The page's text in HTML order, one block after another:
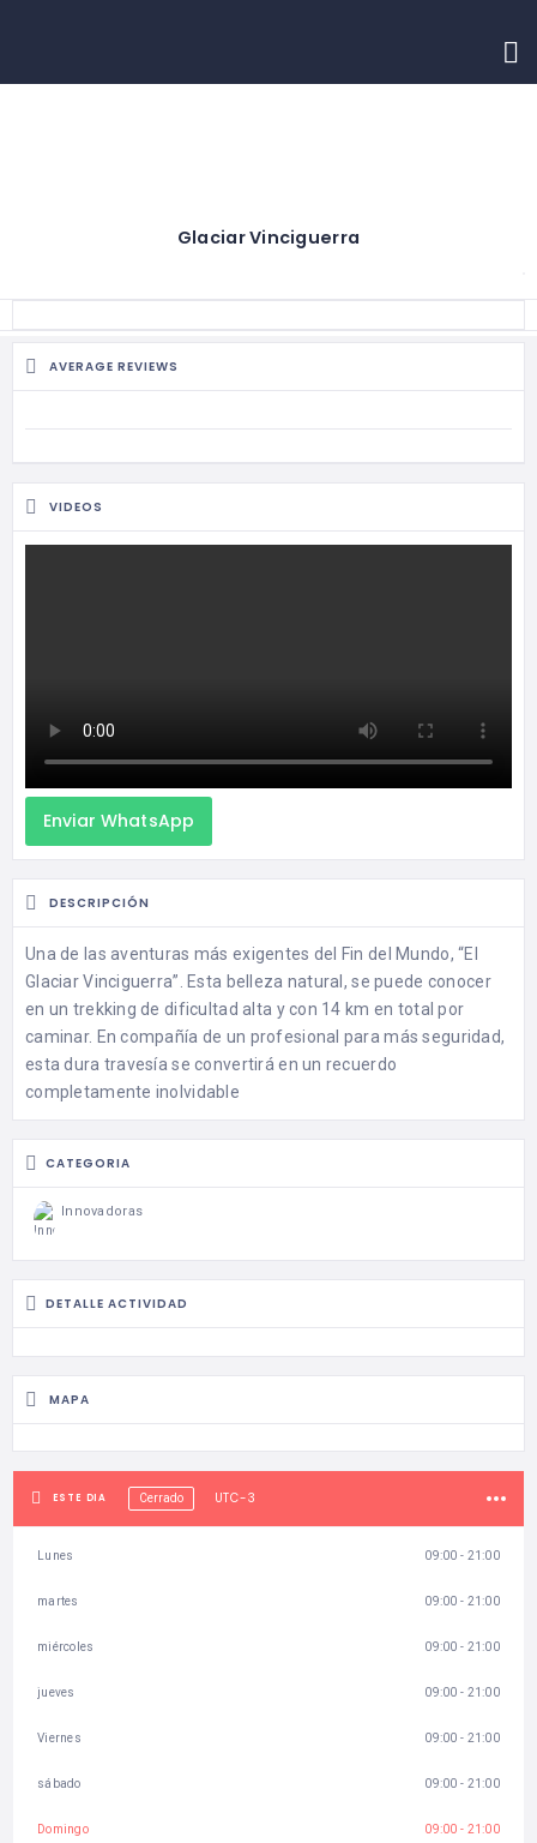
CONTACTO
Glaciar Vinciguerra
AVERAGE REVIEWS
VIDEOS
Enviar WhatsApp
DESCRIPCIÓN
Una de las aventuras más exigentes del Fin del Mundo, “El
Glaciar Vinciguerra”. Esta belleza natural, se puede conocer
en un trekking de dificultad alta y con 14 km en total por
caminar. En compañía de un profesional para más seguridad,
esta dura travesía se convertirá en un recuerdo
completamente inolvidable
CATEGORIA
Innovadoras
DETALLE ACTIVIDAD
MAPA
ESTE DIA Cerrado UTC-3
Lunes 09:00 - 21:00
martes 09:00 - 21:00
miércoles 09:00 - 21:00
jueves 09:00 - 21:00
Viernes 09:00 - 21:00
sábado 09:00 - 21:00
Domingo 09:00 - 21:00